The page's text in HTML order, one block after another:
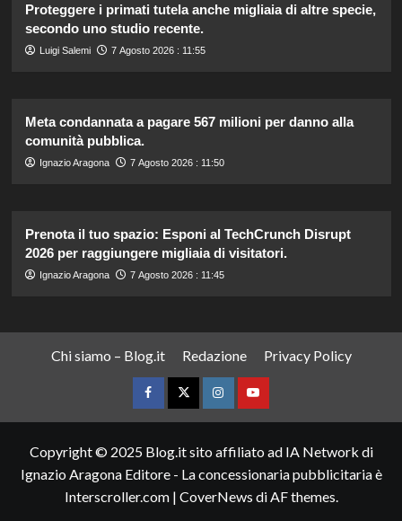
Proteggere i primati tutela anche migliaia di altre specie,
secondo uno studio recente.
Luigi Salemi 7 Agosto 2026 : 11:55
Meta condannata a pagare 567 milioni per danno alla
comunità pubblica.
Ignazio Aragona 7 Agosto 2026 : 11:50
Prenota il tuo spazio: Esponi al TechCrunch Disrupt
2026 per raggiungere migliaia di visitatori.
Ignazio Aragona 7 Agosto 2026 : 11:45
Chi siamo – Blog.it Redazione Privacy Policy
FacebookTwitterInstagramYouTube
Copyright © 2025 Blog.it sito affiliato ad IA Network di
Ignazio Aragona Editore - La concessionaria pubblicitaria è
Interscroller.com | CoverNews di AF themes.